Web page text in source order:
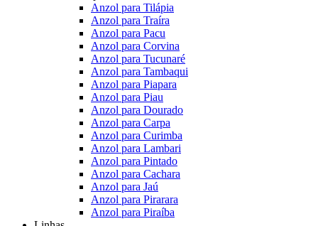
Anzol para Tilápia
Anzol para Traíra
Anzol para Pacu
Anzol para Corvina
Anzol para Tucunaré
Anzol para Tambaqui
Anzol para Piapara
Anzol para Piau
Anzol para Dourado
Anzol para Carpa
Anzol para Curimba
Anzol para Lambari
Anzol para Pintado
Anzol para Cachara
Anzol para Jaú
Anzol para Pirarara
Anzol para Piraíba